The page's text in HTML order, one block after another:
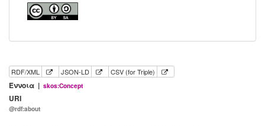
RDF/XML JSON-LD CSV (for Triple)
Έννοια | skos:Concept
URI
@rdf:about